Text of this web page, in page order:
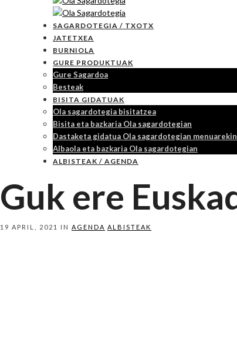
SAGARDOTEGIA / TXOTX
JATETXEA
BURNIOLA
GURE PRODUKTUAK
Gure Sagardoa
Besteak
BISITA GIDATUAK
Ola sagardotegia bisitatzea
Bisita eta bazkaria Ola sagardotegian
Dastaketa gidatua Ola sagardotegian menuarekin
Albaola eta bazkaria Ola sagardotegian
ALBISTEAK / AGENDA
Guk ere
19 APRIL, 2021 IN AGENDA ALBISTEAK